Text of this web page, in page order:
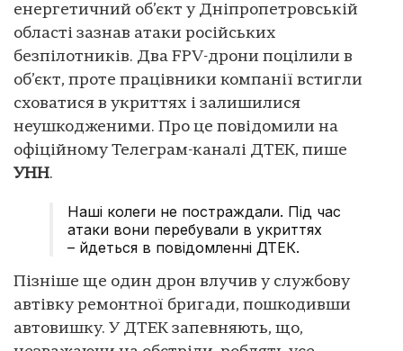
енергетичний об’єкт у Дніпропетровській
області зазнав атаки російських
безпілотників. Два FPV-дрони поцілили в
об’єкт, проте працівники компанії встигли
сховатися в укриттях і залишилися
неушкодженими. Про це повідомили на
офіційному Телеграм-каналі ДТЕК, пише
УНН.
Наші колеги не постраждали. Під час
атаки вони перебували в укриттях
– йдеться в повідомленні ДТЕК.
Пізніше ще один дрон влучив у службову
автівку ремонтної бригади, пошкодивши
автовишку. У ДТЕК запевняють, що,